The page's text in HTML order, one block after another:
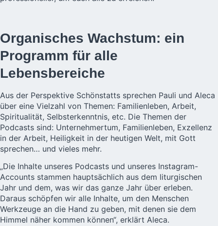
Organisches Wachstum: ein
Programm für alle
Lebensbereiche
Aus der Perspektive Schönstatts sprechen Pauli und Aleca
über eine Vielzahl von Themen: Familienleben, Arbeit,
Spiritualität, Selbsterkenntnis, etc. Die Themen der
Podcasts sind: Unternehmertum, Familienleben, Exzellenz
in der Arbeit, Heiligkeit in der heutigen Welt, mit Gott
sprechen… und vieles mehr.
„Die Inhalte unseres Podcasts und unseres Instagram-
Accounts stammen hauptsächlich aus dem liturgischen
Jahr und dem, was wir das ganze Jahr über erleben.
Daraus schöpfen wir alle Inhalte, um den Menschen
Werkzeuge an die Hand zu geben, mit denen sie dem
Himmel näher kommen können“, erklärt Aleca.